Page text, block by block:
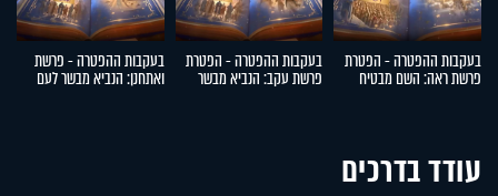
בעקבות ההפטרה - הפטרת
פרשת ראה: השם מבטיח
בעקבות ההפטרה - הפטרת
פרשת עקב: הנביא מבשר
בעקבות ההפטרה - פרשת
ואתחנן: הנביא מבשר לעם
עודד בדרכים